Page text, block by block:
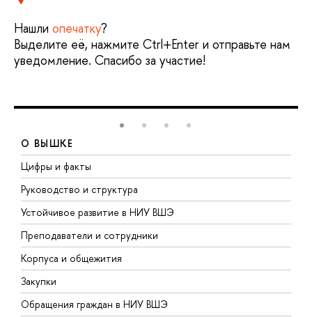
Нашли опечатку?
Выделите её, нажмите Ctrl+Enter и отправьте нам
уведомление. Спасибо за участие!
О ВЫШКЕ
Цифры и факты
Руководство и структура
Устойчивое развитие в НИУ ВШЭ
Преподаватели и сотрудники
Корпуса и общежития
Закупки
Обращения граждан в НИУ ВШЭ